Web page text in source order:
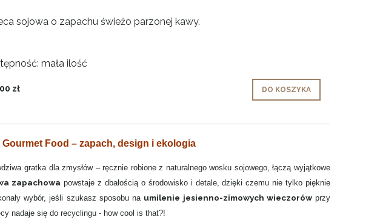
sojowa o zapachu świeżo parzonej kawy.
mała ilość
zł DO KOSZYKA
Food – zapach, design i ekologia
gratka dla zmysłów – ręcznie robione z naturalnego wosku sojowego, łączą wyjątkowe
zapachowa powstaje z dbałością o środowisko i detale, dzięki czemu nie tylko pięknie
wybór, jeśli szukasz sposobu na umilenie jesienno-zimowych wieczorówprzy
nadaje się do recyclingu - how cool is that?!